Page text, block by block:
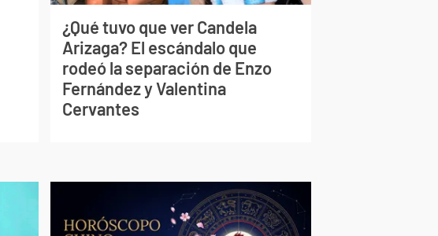
¿Qué tuvo que ver Candela
Arizaga? El escándalo que
rodeó la separación de Enzo
Fernández y Valentina
Cervantes